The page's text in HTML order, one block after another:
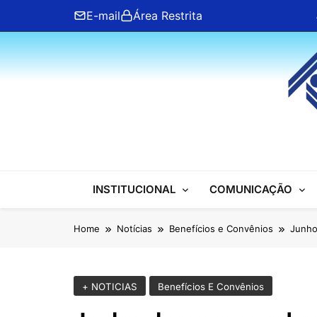
content
E-mail Área Restrita
ANFIP Nacional
INSTITUCIONAL COMUNICAÇÃO
Home Notícias Benefícios e Convênios
+ NOTICIAS Benefícios E Convênios